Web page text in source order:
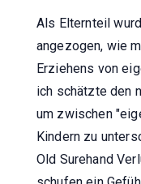
Als Elternteil
angezogen, wie
Erziehens von
ich schätzte den
um zwischen
Kindern zu
Old Surehand